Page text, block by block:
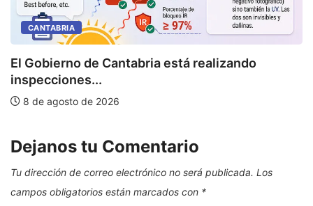
CANTABRIA
El Gobierno de Cantabria está realizando
inspecciones...
8 de agosto de 2026
Dejanos tu Comentario
Tu dirección de correo electrónico no será publicada. Los
campos obligatorios están marcados con *